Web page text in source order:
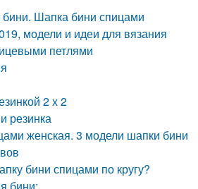
бини. Шапка бини спицами
модели и идеи для вязания
петлями
2 х 2
резинка
женская. 3 модели шапки бини
бини спицами по кругу?